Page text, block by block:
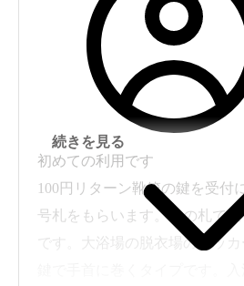
初めての利用です
100円リターン靴箱の鍵を受付
号札をもらいます。この札で
です。大浴場の脱衣場のロッ
続きを見る